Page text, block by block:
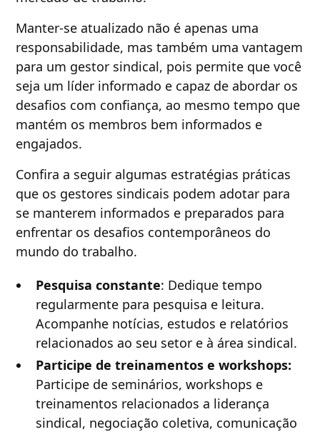
Manter-se atualizado não é apenas uma
responsabilidade, mas também uma vantagem
para um gestor sindical, pois permite que você
seja um líder informado e capaz de abordar os
desafios com confiança, ao mesmo tempo que
mantém os membros bem informados e
engajados.
Confira a seguir algumas estratégias práticas
que os gestores sindicais podem adotar para
se manterem informados e preparados para
enfrentar os desafios contemporâneos do
mundo do trabalho.
Pesquisa constante: Dedique tempo
regularmente para pesquisa e leitura.
Acompanhe notícias, estudos e relatórios
relacionados ao seu setor e à área sindical.
Participe de treinamentos e workshops:
Participe de seminários, workshops e
treinamentos relacionados a liderança
sindical, negociação coletiva, comunicação